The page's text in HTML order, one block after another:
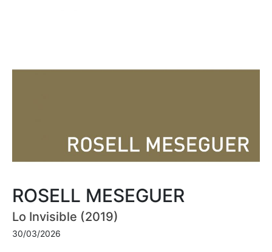
ROSELL MESEGUER
Lo Invisible (2019)
30/03/2026